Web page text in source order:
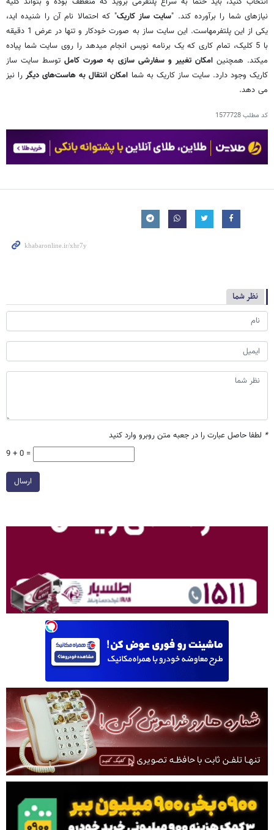
نیازهای شما را برآورده کند. "سایت ساز کاریک
" که احتمالا نام آن را شنیده ‎اید،
یکی از این پلتفرم‎هاست. این سایت ساز به صورت خودکار و تنها در عرض 1 دقیقه
با 5 کلیک، تمام کاری که یک برنامه نویس انجام می‎دهد را روی سایت شما پیاده
می‎کند. همچنین
امکان تغییر و سفارشی سازی به صورت کامل توسط سایت ساز
کاریک وجود دارد. سایت ساز کاریک به شما امکان انتقال به هاست‌های دیگررا نیز
می دهد.
کد مطلب1577728
نظر شما
* لطفا حاصل عبارت را در جعبه متن روبرو وارد کنید
9 + 0 =
ارسال